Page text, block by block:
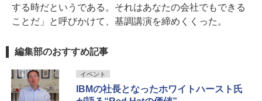
する時だというである。それはあなたの会社でもできる
ことだ」と呼びかけて、基調講演を締めくくった。
編集部のおすすめ記事
イベント
IBMの社長となったホワイトハースト氏